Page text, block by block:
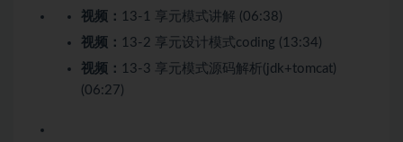
视频： 13-1 享元模式讲解 (06:38)
视频： 13-2 享元设计模式coding (13:34)
视频： 13-3 享元模式源码解析(jdk+tomcat)
(06:27)